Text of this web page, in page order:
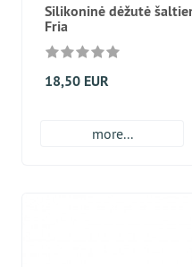
Silikoninė dėžutė
Fria
18,50 EUR
more...